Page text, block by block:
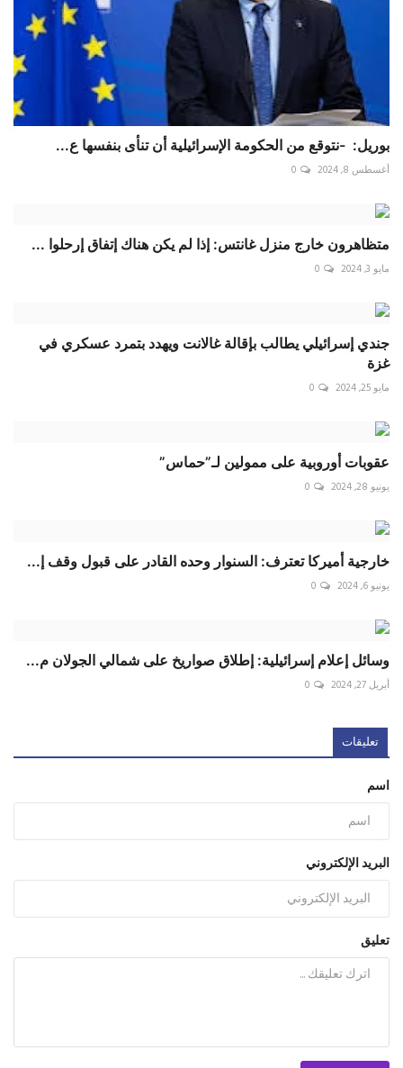
بوريل: -نتوقع من الحكومة الإسرائيلية أن تنأى بنفسها ع...
أغسطس 8, 2024 0
متظاهرون خارج منزل غانتس: إذا لم يكن هناك إتفاق إرحلوا ...
مايو 3, 2024 0
جندي إسرائيلي يطالب بإقالة غالانت ويهدد بتمرد عسكري في
غزة
مايو 25, 2024 0
عقوبات أوروبية على ممولين لـ”حماس”
يونيو 28, 2024 0
خارجية أميركا تعترف: السنوار وحده القادر على قبول وقف إ...
يونيو 6, 2024 0
وسائل إعلام إسرائيلية: إطلاق صواريخ على شمالي الجولان م...
أبريل 27, 2024 0
تعليقات
اسم
البريد الإلكتروني
تعليق